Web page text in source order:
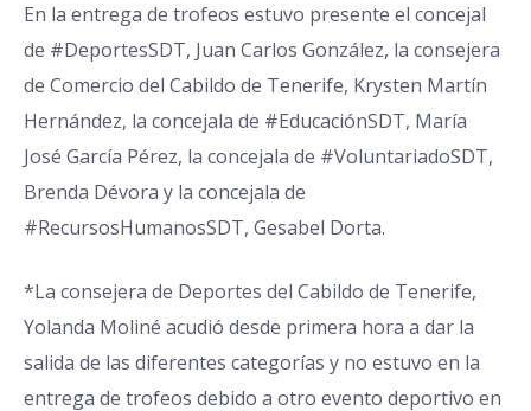
En la entrega de trofeos estuvo presente el concejal
de #DeportesSDT, Juan Carlos González, la consejera
de Comercio del Cabildo de Tenerife, Krysten Martín
Hernández, la concejala de #EducaciónSDT, María
José García Pérez, la concejala de #VoluntariadoSDT,
Brenda Dévora y la concejala de
#RecursosHumanosSDT, Gesabel Dorta.
*La consejera de Deportes del Cabildo de Tenerife,
Yolanda Moliné acudió desde primera hora a dar la
salida de las diferentes categorías y no estuvo en la
entrega de trofeos debido a otro evento deportivo en